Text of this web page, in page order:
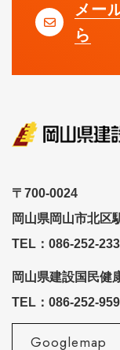
メー
ら
〒700-0024
岡山県岡山市北区
TEL：086-252-
岡山県建設国民健
TEL：086-252-
Googlemap